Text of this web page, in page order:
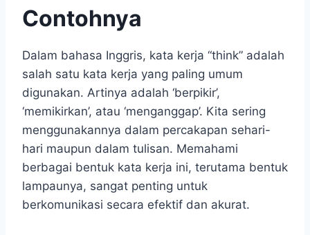
Contohnya
Dalam bahasa Inggris, kata kerja “think” adalah
salah satu kata kerja yang paling umum
digunakan. Artinya adalah ‘berpikir’,
‘memikirkan’, atau ‘menganggap’. Kita sering
menggunakannya dalam percakapan sehari-
hari maupun dalam tulisan. Memahami
berbagai bentuk kata kerja ini, terutama bentuk
lampaunya, sangat penting untuk
berkomunikasi secara efektif dan akurat.